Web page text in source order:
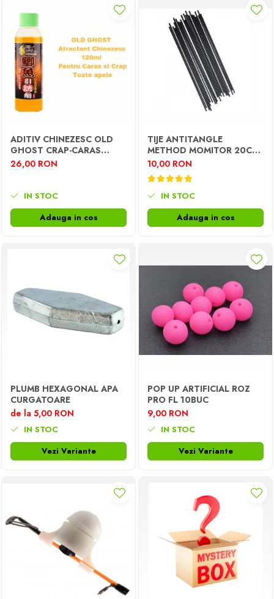
ADITIV CHINEZESC OLD
GHOST CRAP-CARAS
120ML
26,00 RON
IN STOC
Adauga in cos
TIJE ANTITANGLE
METHOD MOMITOR 20CM
10BUC
10,00 RON
IN STOC
Adauga in cos
PLUMB HEXAGONAL APA
CURGATOARE
de la 5,00 RON
IN STOC
Vezi Variante
POP UP ARTIFICIAL ROZ
PRO FL 10BUC
9,00 RON
IN STOC
Vezi Variante